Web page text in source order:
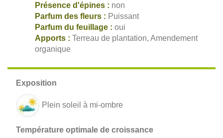
Présence d'épines : non
Parfum des fleurs : Puissant
Parfum du feuillage : oui
Apports : Terreau de plantation, Amendement
organique
Plein soleil à mi-ombre